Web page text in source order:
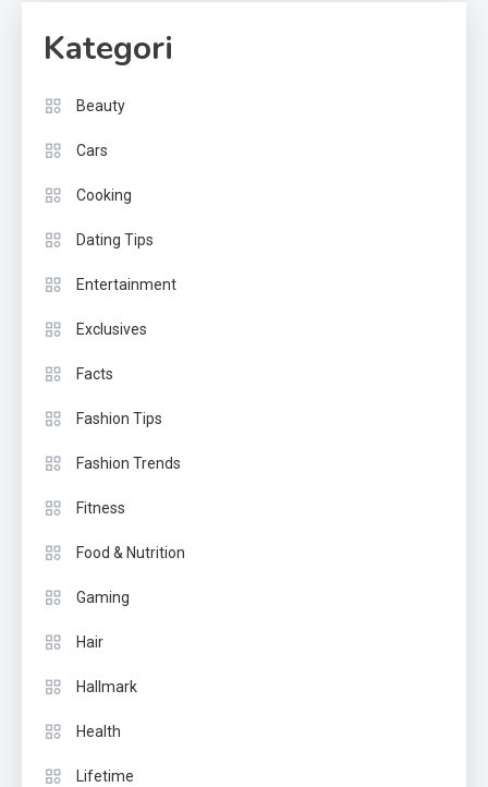
Kategori
Beauty
Cars
Cooking
Dating Tips
Entertainment
Exclusives
Facts
Fashion Tips
Fashion Trends
Fitness
Food & Nutrition
Gaming
Hair
Hallmark
Health
Lifetime